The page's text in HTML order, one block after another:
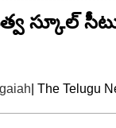
స్కూల్‌
| The Telugu